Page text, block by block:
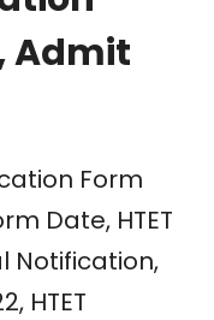
Admit
Form
Date, HTET
Notification,
HTET